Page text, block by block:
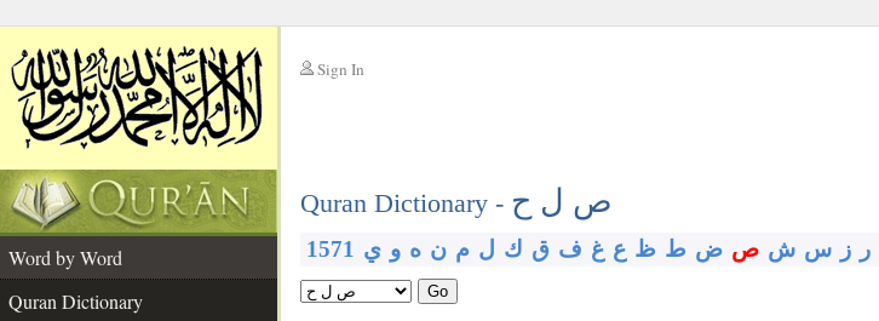
Sign In
Quran Dictionary - ص ل ح
Word by Word
Quran Dictionary
1571 ر ز س ش ص ض ط ظ ع غ ف ق ك ل م ن ه و ي
Go